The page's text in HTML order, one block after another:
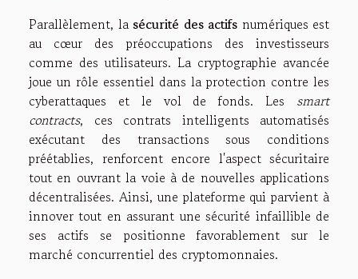
Parallèlement, lasécurité des actifs numériques est
au cœur des préoccupations des investisseurs
comme des utilisateurs. La cryptographie avancée
joue un rôle essentiel dans la protection contre les
cyberattaques et le vol de fonds. Les smart
contracts, ces contrats intelligents automatisés
exécutant des transactions sous conditions
préétablies, renforcent encore l'aspect sécuritaire
tout en ouvrant la voie à de nouvelles applications
décentralisées. Ainsi, une plateforme qui parvient à
innover tout en assurant une sécurité infaillible de
ses actifs se positionne favorablement sur le
marché concurrentiel des cryptomonnaies.